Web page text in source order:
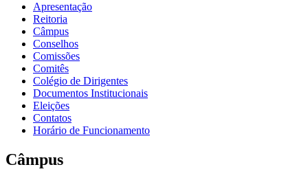
Apresentação
Reitoria
Câmpus
Conselhos
Comissões
Comitês
Colégio de Dirigentes
Documentos Institucionais
Eleições
Contatos
Horário de Funcionamento
Câmpus